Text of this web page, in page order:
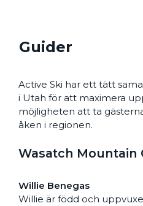
Guider
Active Ski har ett tätt
i Utah för att maximera
möjligheten att ta
åken i regionen.
Wasatch Mountain
Willie Benegas
Willie är född och